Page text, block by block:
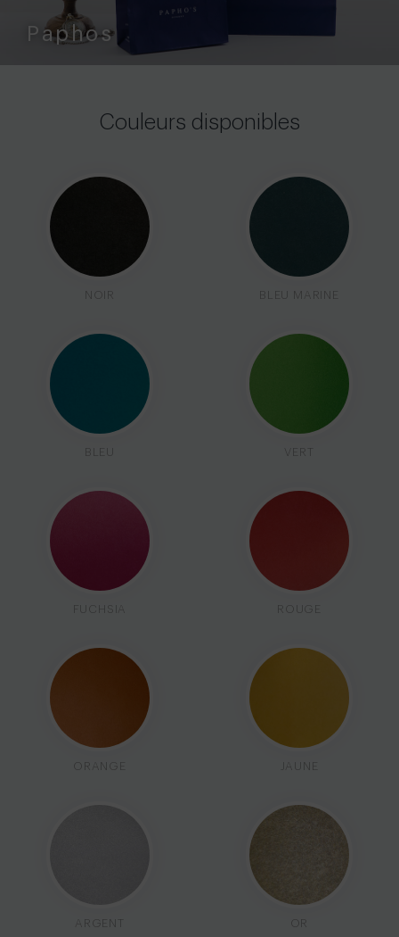
Paphos
Couleurs disponibles
NOIR BLEU MARINE
BLEU VERT
FUCHSIA ROUGE
ORANGE JAUNE
ARGENT OR